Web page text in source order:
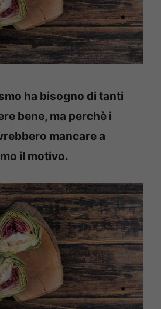
ha bisogno di tanti
bene, ma perchè i
mancare a
il motivo.